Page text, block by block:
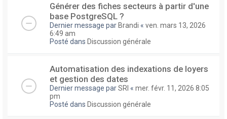
Générer des fiches secteurs à partir d'une
base PostgreSQL ?
Dernier message par Brandi « ven. mars 13, 2026
6:49 am
Posté dans Discussion générale
Automatisation des indexations de loyers
et gestion des dates
Dernier message parSRI « mer. févr. 11, 2026 8:05
pm
Posté dans Discussion générale